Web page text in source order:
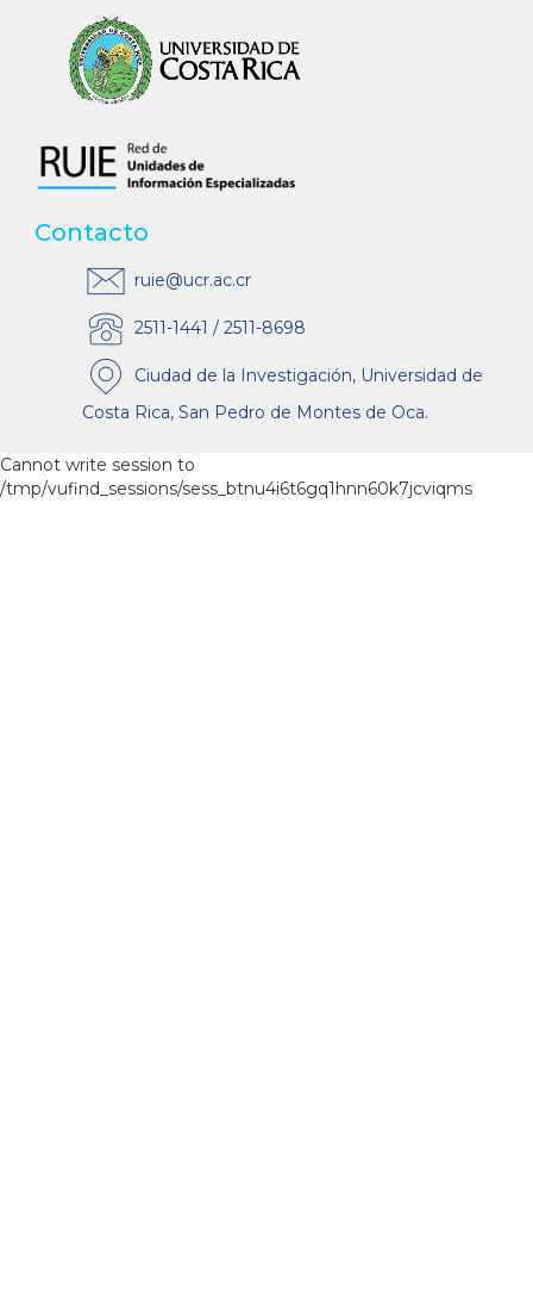
Contacto
ruie@ucr.ac.cr
2511-1441 / 2511-8698
Ciudad de la Investigación, Universidad de
Costa Rica, San Pedro de Montes de Oca.
Cannot write session to
/tmp/vufind_sessions/sess_btnu4i6t6gq1hnn60k7jcviqms